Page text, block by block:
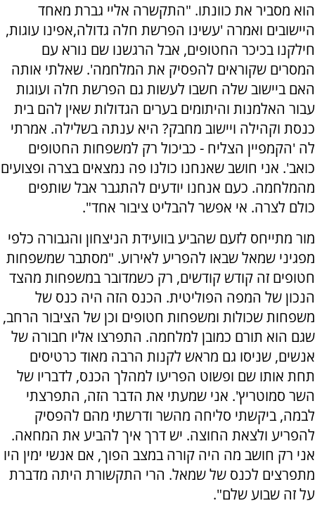
הוא מסביר את כוונתו. "התקשרה אליי גברת מאחד
היישובים ואמרה 'עשינו הפרשת חלה גדולה,אפינו עוגות,
חילקנו בכיכר החטופים, אבל הרגשנו שם נורא עם
המסרים שקוראים להפסיק את המלחמה'. שאלתי אותה
האם ביישוב שלה חשבו לעשות גם הפרשת חלה ועוגות
עבור האלמנות והיתומים בערים הגדולות שאין להם בית
כנסת וקהילה ויישוב מחבק? היא ענתה בשלילה. אמרתי
לה 'הקמפיין הצליח - כביכול רק למשפחות החטופים
כואב'. אני חושב שאנחנו כולנו פה נמצאים בצרה ופצועים
מהמלחמה. כעם אנחנו יודעים להתגבר אבל שותפים
כולם לצרה. אי אפשר להבליט ציבור אחד".
מור מתייחס לזעם שהביע בוועידת הניצחון והגבורה כלפי
מפגיני שמאל שבאו להפריע לאירוע. "מסתבר שמשפחות
חטופים זה קודש קודשים, רק כשמדובר במשפחות מהצד
הנכון של המפה הפוליטית. הכנס הזה היה כנס של
משפחות שכולות ומשפחות חטופים וכן של הציבור הרחב,
שגם הוא תורם כמובן למלחמה. התפרצו אליו חבורה של
אנשים, שניסו גם מראש לקנות הרבה מאוד כרטיסים
תחת אותו שם ופשוט הפריעו למהלך הכנס, לדבריו של
השר סמוטריץ'. אני שמעתי את הדבר הזה, התפרצתי
לבמה, ביקשתי סליחה מהשר ודרשתי מהם להפסיק
להפריע ולצאת החוצה. יש דרך איך להביע את המחאה.
אני רק חושב מה היה קורה במצב הפוך, אם אנשי ימין היו
מתפרצים לכנס של שמאל. הרי התקשורת היתה מדברת
על זה שבוע שלם".